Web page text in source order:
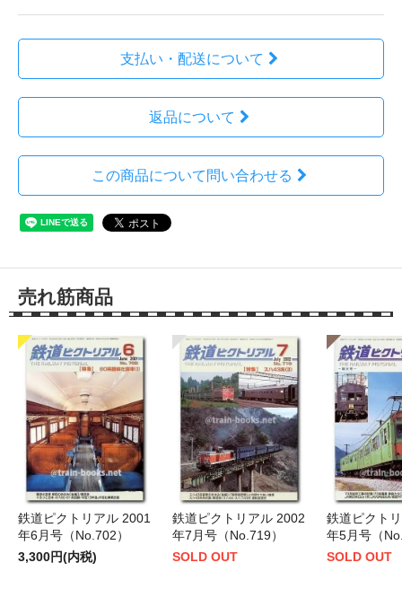
支払い・配送について
返品について
この商品について問い合わせる
売れ筋商品
鉄道ピクトリアル 2001
年6月号（No.702）
3,300円(内税)
鉄道ピクトリアル 2002
年7月号（No.719）
SOLD OUT
鉄道ピクト
年5月号（
SOLD OUT